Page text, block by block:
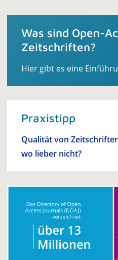
Was sind Open-
Zeitschriften?
Hier gibt es eine
Praxistipp
Qualität von
wo lieber nicht?